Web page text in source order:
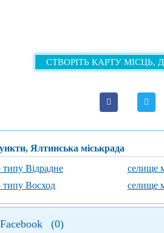
СТВОРІТЬ КАРТУ МІСЦЬ,
Ялтинська міськрада
типу Відрадне
селище
типу Восход
селище
Facebook (0)